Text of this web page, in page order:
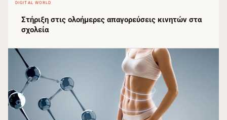
DIGITAL WORLD
Στήριξη στις ολοήμερες απαγορεύσεις κινητών στα
σχολεία